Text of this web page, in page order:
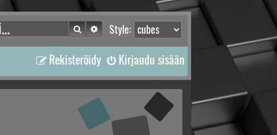
Style:
Etsi Tarkennettu haku
Kirjaudu sisään
Rekisteröidy